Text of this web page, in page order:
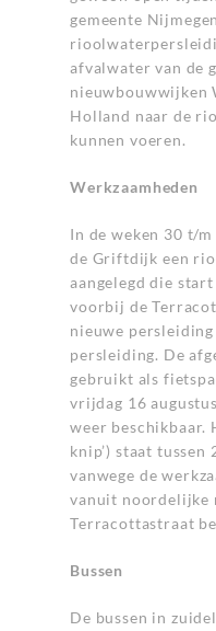
gemeente
afvalwater van de
nieuwbouwwijken
Holland naar de
kunnen voeren.
Werkzaamheden
In de weken 30 t/
de Griftdijk een
aangelegd die
voorbij de
nieuwe persleiding
persleiding. De
gebruikt als
vrijdag 16
weer beschikbaar.
knip’) staat
vanwege de
vanuit noordelijke
Terracottastraat
Bussen
De bussen in